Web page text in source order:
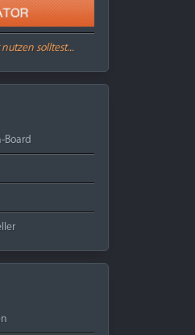
solltest...
Board